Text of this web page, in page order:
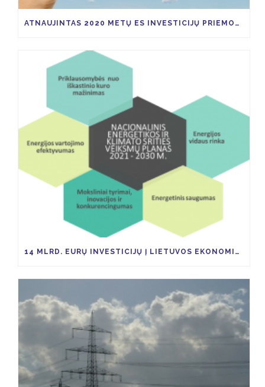
ATNAUJINTAS 2020 METŲ ES INVESTICIJŲ PRIEMONIŲ KVIETIMŲ TEIKTI PARAIŠKAS PLANAS
14 MLRD. EURŲ INVESTICIJŲ Į LIETUVOS EKONOMIKĄ TAM KAD IKI 2030 M. ŠESD SUMAŽĖTŲ 9 PROC.